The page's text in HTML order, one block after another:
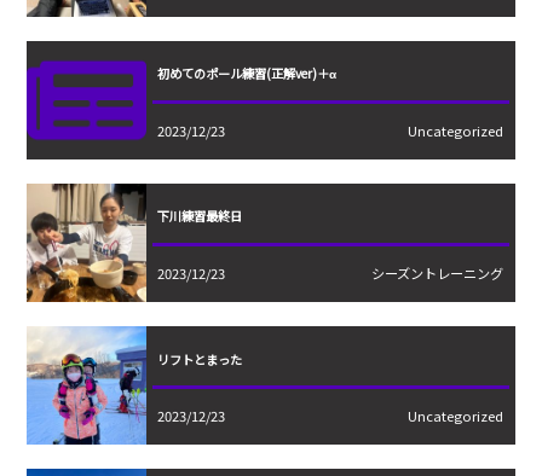
初めてのポール練習(正解ver)＋α
2023/12/23 Uncategorized
下川練習最終日
2023/12/23 シーズントレーニング
リフトとまった
2023/12/23 Uncategorized